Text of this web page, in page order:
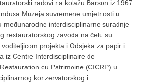
radovi na kolažu Barson iz 1967.
Muzeja suvremene umjetnosti u
međunarodne interdisciplinarne suradnje
restauratorskog zavoda na čelu su
projekta i Odsjeka za papir i
iz Centre Interdisciplinaire de
du Patrimoine (CICRP) u
konzervatorskog i